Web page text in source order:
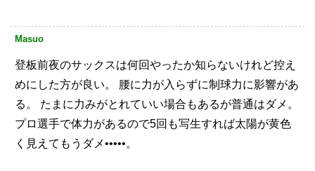
Masuo
登板前夜のサックスは何回やったか知らないけれど控え
めにした方が良い。
腰に力が入らずに制球力に影響があ
る。
たまに力みがとれていい場合もあるが普通はダメ。
プロ選手で体力があるので5回も写生すれば太陽が黄色
く見えてもうダメ•••••。